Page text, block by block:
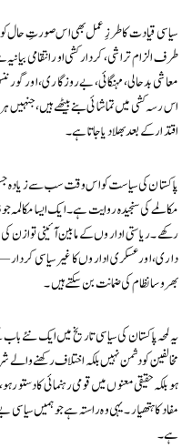
سیاسی قیادت کا طرزِ عمل بھی اس صورتِ حال
طرف الزام تراشی، کردار کشی اور انتقامی
معاشی بدحالی، مہنگائی، بےروزگاری، اور
اس رسہ کشی میں تماشائی بنے بیٹھے ہیں،
اقتدار کے بعد بھلا دیا جاتا ہے۔
پاکستان کی سیاست کو اس وقت سب سے زیادہ
مکالمے کی سنجیدہ روایت ہے۔ ایک ایسا مکالمہ جو
رکھے۔ ریاستی اداروں کے مابین آئینی توازن کی
داری، اور عسکری اداروں کا غیر سیاسی کردار
بھروسا نظام کی ضمانت بن سکتے ہیں۔
یہ لمحہ پاکستان کی سیاسی تاریخ میں ایک نئے
مخالفین کو دشمن نہیں بلکہ اختلاف رکھنے
ہو بلکہ حقیقی معنوں میں قومی رہنمائی کا دستور
مفاد کا ہتھیار۔ یہی وہ راستہ ہے جو ہمیں سیاسی
ہے۔